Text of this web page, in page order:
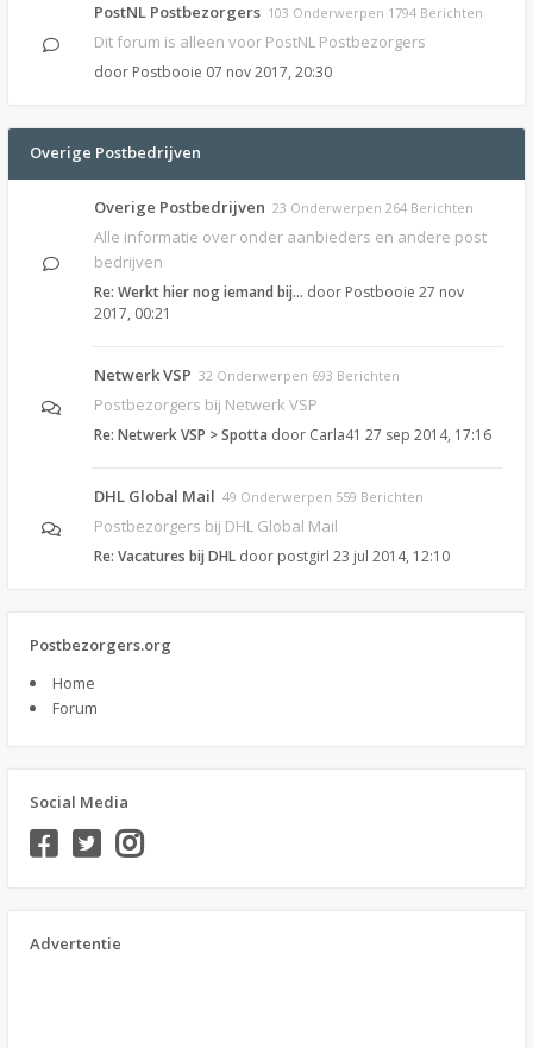
PostNL Postbezorgers 103 Onderwerpen 1794 Berichten
Dit forum is alleen voor PostNL Postbezorgers
door Postbooie 07 nov 2017, 20:30
Overige Postbedrijven
Overige Postbedrijven 23 Onderwerpen 264 Berichten
Alle informatie over onder aanbieders en andere post
bedrijven
Re: Werkt hier nog iemand bij… door Postbooie 27 nov
2017, 00:21
Netwerk VSP 32 Onderwerpen 693 Berichten
Postbezorgers bij Netwerk VSP
Re: Netwerk VSP > Spotta door Carla41 27 sep 2014, 17:16
DHL Global Mail 49 Onderwerpen 559 Berichten
Postbezorgers bij DHL Global Mail
Re: Vacatures bij DHL door postgirl 23 jul 2014, 12:10
Postbezorgers.org
Home
Forum
Social Media
Advertentie